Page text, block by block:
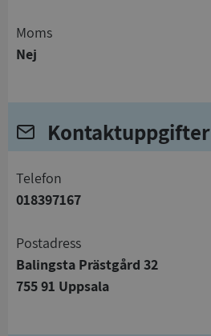
Moms
Nej
Kontaktuppgifter
telefon
018397167
Postadress
Balingsta Prästgård 32
755 91 Uppsala